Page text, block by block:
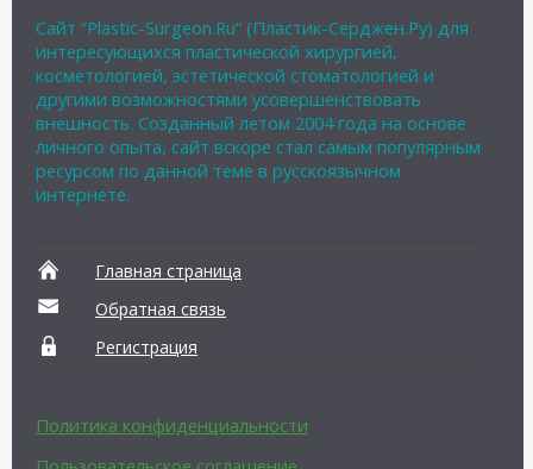
Сайт “Plastic-Surgeon.Ru” (Пластик-Серджен.Ру) для
интересующихся пластической хирургией,
косметологией, эстетической стоматологией и
другими возможностями усовершенствовать
внешность. Созданный летом 2004 года на основе
личного опыта, сайт вскоре стал самым популярным
ресурсом по данной теме в русскоязычном
интернете.
Главная страница
Обратная связь
Регистрация
Политика конфиденциальности